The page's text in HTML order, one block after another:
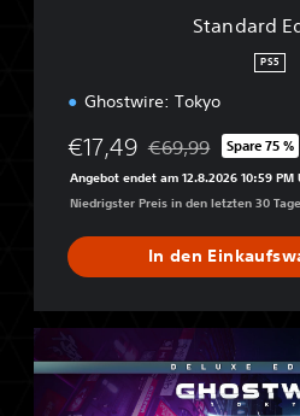
Standard
PS5
Ghostwire: Tokyo
€17,49 Preisnachlass
€69,99 Spare 75 %
Angebot endet am 12.8.2026 10:59 PM
Niedrigster Preis in den letzten 30
In den
e